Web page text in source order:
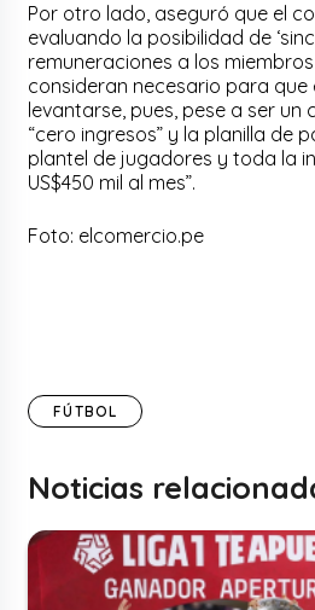
Por otro lado, aseguró que el
evaluando la posibilidad de
remuneraciones a los
consideran necesario para que
levantarse, pues, pese a ser un
“cero ingresos” y la planilla de
plantel de jugadores y toda la
US$450 mil al mes”.
Foto: elcomercio.pe
FÚTBOL
Noticias